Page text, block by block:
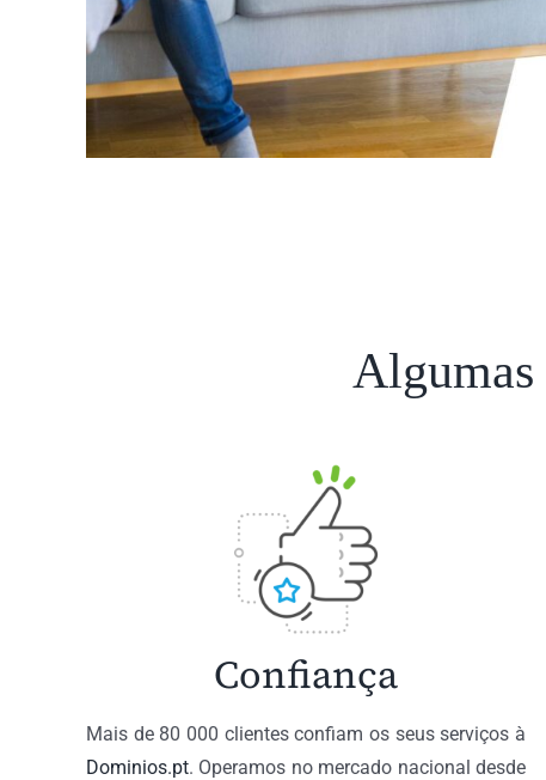
Algumas
Confiança
Mais de 80 000 clientes confiam os seus serviços à
Dominios.pt. Operamos no mercado nacional desde